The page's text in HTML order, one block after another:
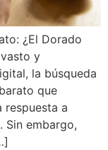
¿El Dorado
y
la búsqueda
que
respuesta a
Sin embargo,